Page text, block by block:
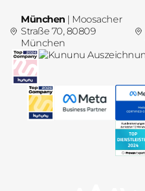
München | Moosacher
Straße 70, 80809
München